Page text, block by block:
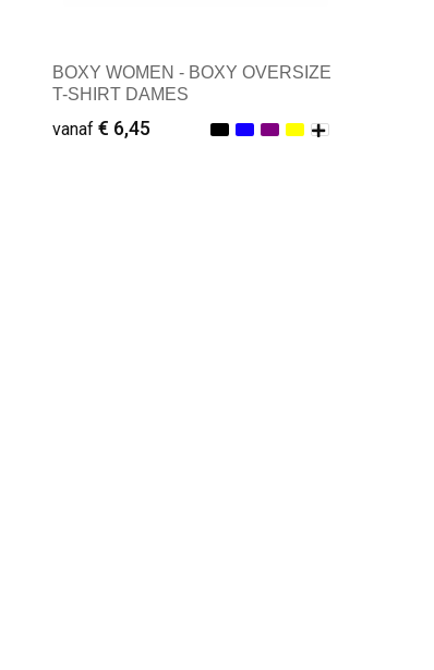
BOXY WOMEN - BOXY OVERSIZE
T-SHIRT DAMES
vanaf € 6,45